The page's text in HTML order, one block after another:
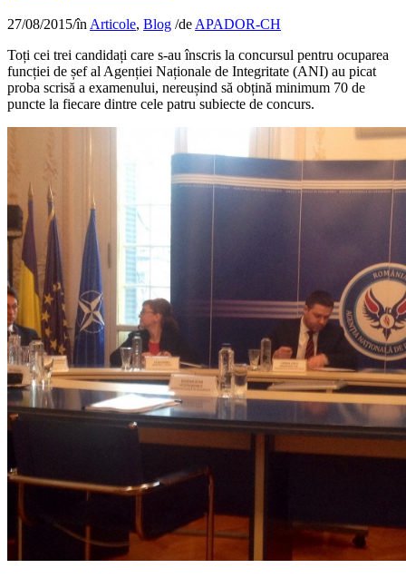
27/08/2015/în Articole, Blog /de APADOR-CH
Toți cei trei candidați care s-au înscris la concursul pentru ocuparea
funcției de șef al Agenției Naționale de Integritate (ANI) au picat
proba scrisă a examenului, nereușind să obțină minimum 70 de
puncte la fiecare dintre cele patru subiecte de concurs.